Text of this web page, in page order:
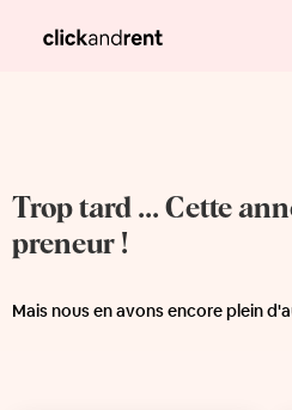
Trop tard ... Cette
preneur !
Mais nous en avons encore plein